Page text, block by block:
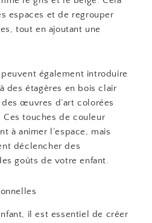
espaces et de regrouper
tout en ajoutant une
également introduire
des étagères en bois clair
œuvres d’art colorées
Ces touches de couleur
à animer l’espace, mais
déclencher des
goûts de votre enfant.
il est essentiel de créer